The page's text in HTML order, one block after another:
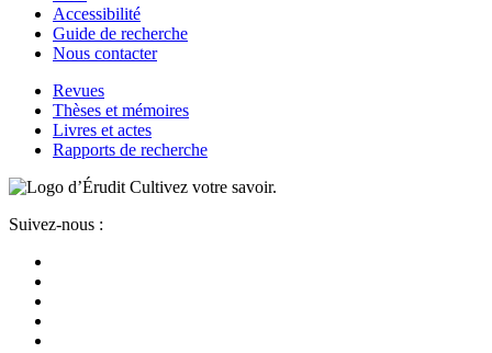
Accessibilité
Guide de recherche
Nous contacter
Revues
Thèses et mémoires
Livres et actes
Rapports de recherche
Cultivez votre savoir.
Suivez-nous :